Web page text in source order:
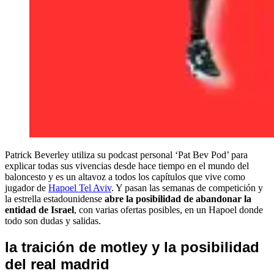
Patrick Beverley utiliza su podcast personal ‘Pat Bev Pod’ para
explicar todas sus vivencias desde hace tiempo en el mundo del
baloncesto y es un altavoz a todos los capítulos que vive como
jugador de Hapoel Tel Aviv. Y pasan las semanas de competición y
la estrella estadounidense abre la posibilidad de abandonar la
entidad de Israel, con varias ofertas posibles, en un Hapoel donde
todo son dudas y salidas.
la traición de motley y la posibilidad
del real madrid